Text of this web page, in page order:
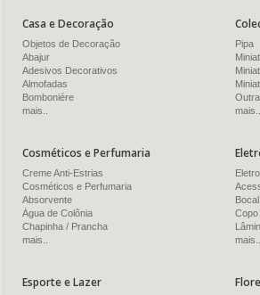
Casa e Decoração
Objetos de Decoração
Abajur
Adesivos Decorativos
Almofadas
Bomboniére
mais..
Pipa
mais..
Cosméticos e Perfumaria
Creme Anti-Estrias
Cosméticos e Perfumaria
Absorvente
Água de Colônia
Chapinha / Prancha
mais..
Copo
mais..
Esporte e Lazer